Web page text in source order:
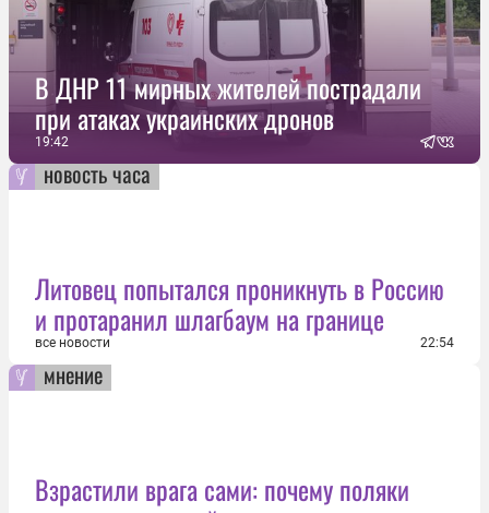
В ДНР 11 мирных жителей пострадали
при атаках украинских дронов
19:42
новость часа
Литовец попытался проникнуть в Россию
и протаранил шлагбаум на границе
все новости 22:54
мнение
Взрастили врага сами: почему поляки